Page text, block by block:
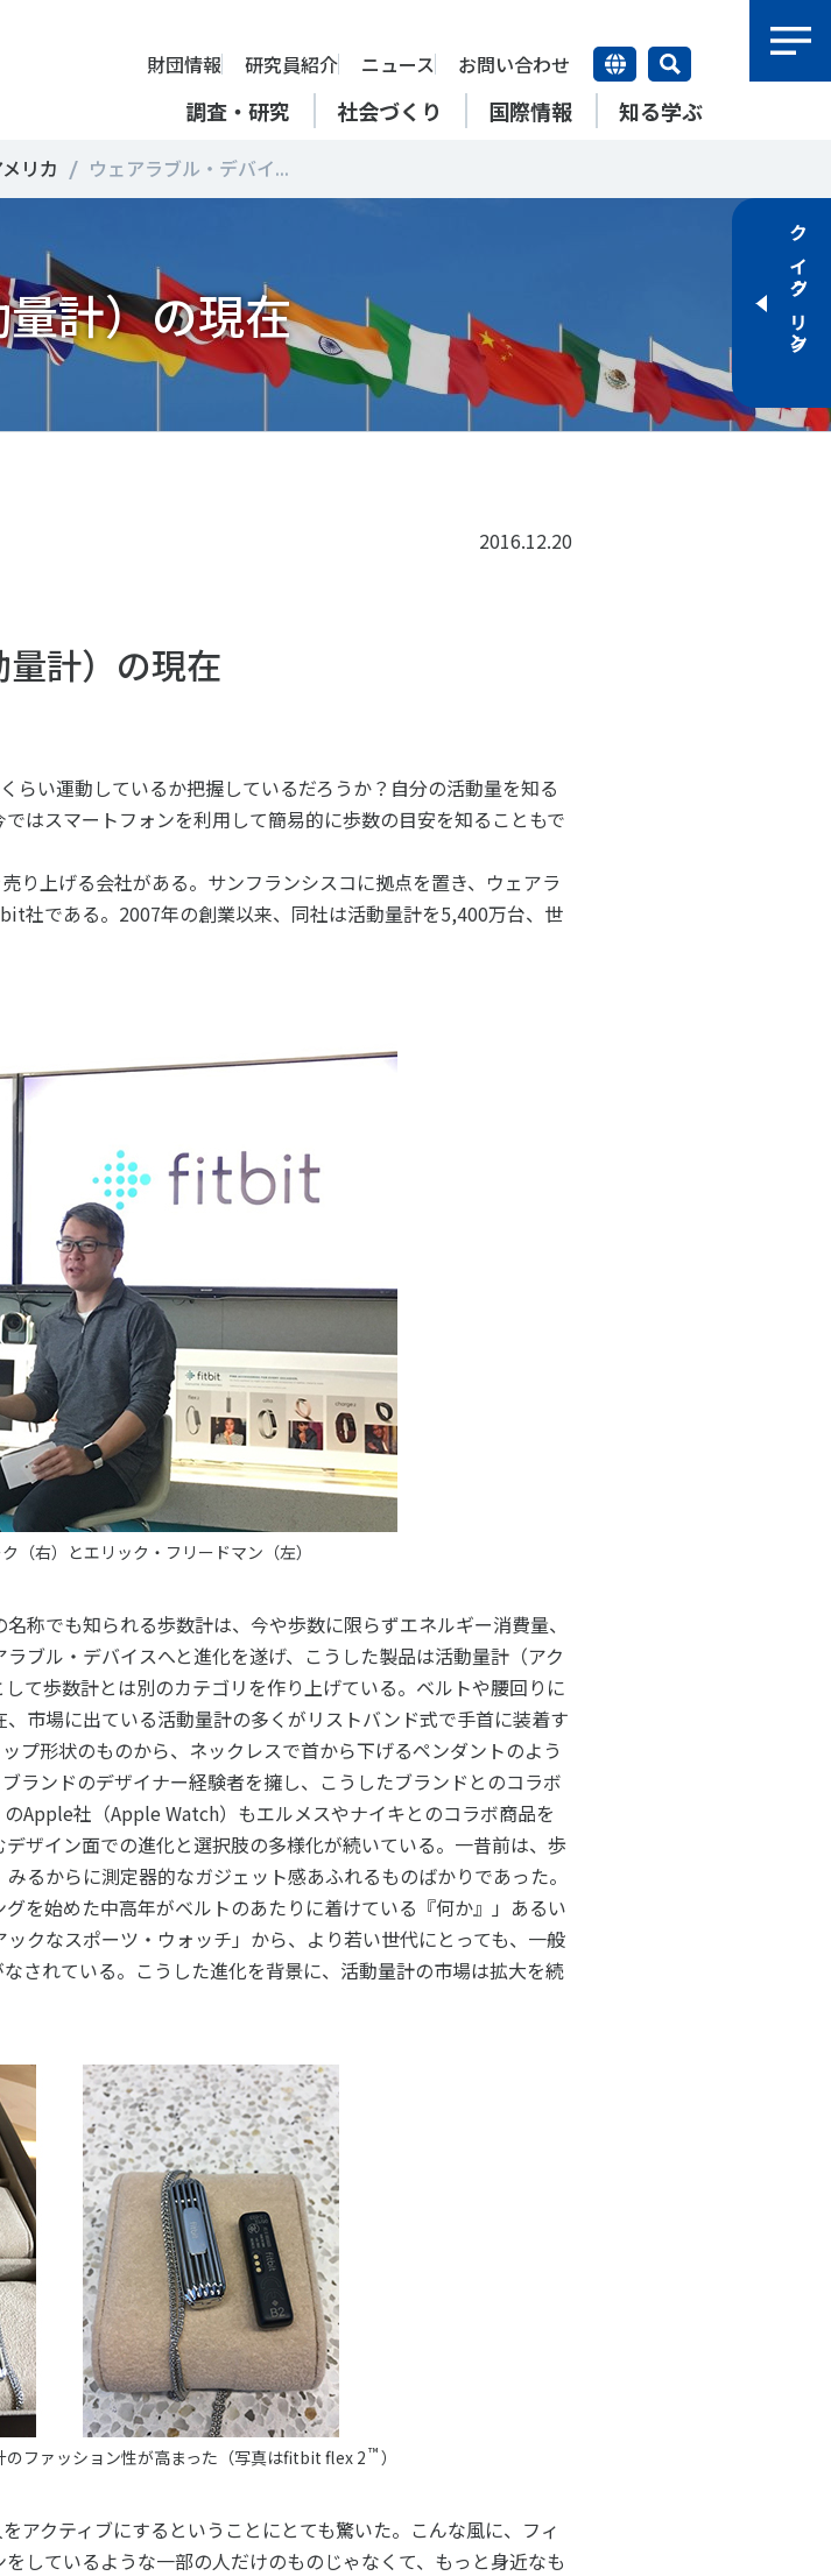
調査・研究 社会づくり 国際情報 知る学ぶ
財団情報 研究員紹介 ニュース お問い合わせ
団情報
理事長挨拶
組織
沿革
採用情報
SSF Guidebook
研究員紹介
づくり
アクティブシティ
スポーツ振興団体との連携
セミナー
【動画】スポーツでアクティブなまちづくり
スポーツアカデミー
諸外国のスポーツ情報（ドイツ）
諸外国のスポーツ情報（アメリカ）
諸外国のスポーツ情報（カナダ）
諸外国のスポーツ情報（オーストラリア
SSF研究員による国際情報
ニュース
お問い合わせ・お申し込み
メールマガジン
「SSFニュース」
会員登録
アクセス
個人情報保護方針 ソーシャルメディア運営方針
ちづくり ＃日本人の身体活動と健康寿命
SPORT POLICY INCUBATOR ―
Sport Topics
スポーツ 歴史の検証
スポーツ辞典
スポーツボランティア
スポーツ政策・予算
健康とスポーツ
その他
調査一覧
新たな地域スポーツプラットフォーム
RSMO 地域スポーツ運営組織
運動部活動の実態と地域展開・
シティ
携
との連携
興団体との連携
ポーツでアクティブなまちづくり
デー30年の取り組み
スポーツ・ライフデータ
運動部活動の実態と地域展開・
地域移行
の連携
ーツ政策
ポーツ事情
よる国際情報コラム
SSFとできること
自治体／行政機関の方へ
SSFとできること
研究機関／競技団体の方へ
域
SPORT POLICY INCUBATOR―スポ
ーツ政策の『卵』―
SSF BOOKS
広報・出版
投票・クイズ
新型コロナウイルスとスポーツ
SSFとできること
研究機関／競技団体の方へ
SSFとできること
学生／大学生の方へ
クイックリンク
リカ ウェアラブル・デバイ...
計）の現在
2016.12.20
計）の現在
らい運動しているか把握しているだろうか？自分の活動量を知る
はスマートフォンを利用して簡易的に歩数の目安を知ることもで
り上げる会社がある。サンフランシスコに拠点を置き、ウェアラ
社である。2007年の創業以来、同社は活動量計を5,400万台、世
右）とエリック・フリードマン（左）
称でも知られる歩数計は、今や歩数に限らずエネルギー消費量、
ブル・デバイスへと進化を遂げ、こうした製品は活動量計（アク
て歩数計とは別のカテゴリを作り上げている。ベルトや腰回りに
市場に出ている活動量計の多くがリストバンド式で手首に装着す
形状のものから、ネックレスで首から下げるペンダントのよう
ンドのデザイナー経験者を擁し、こうしたブランドとのコラボ
Apple社（Apple Watch）もエルメスやナイキとのコラボ商品を
ザイン面での進化と選択肢の多様化が続いている。一昔前は、歩
るからに測定器的なガジェット感あふれるものばかりであった。
を始めた中高年がベルトのあたりに着けている『何か』」あるい
クなスポーツ・ウォッチ」から、より若い世代にとっても、一般
されている。こうした進化を背景に、活動量計の市場は拡大を続
のファッション性が高まった（写真はfitbit flex 2™）
アクティブにするということにとても驚いた。こんな風に、フィ
しているような一部の人だけのものじゃなくて、もっと身近なも